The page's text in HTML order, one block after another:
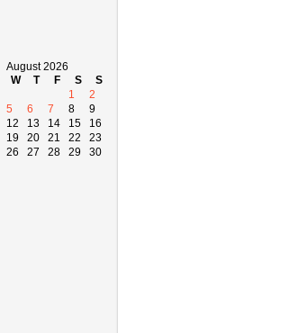
August 2026
W T F S
S
1
2
5 6 7 8
9
12 13 14 15
16
19 20 21 22
23
26 27 28 29
30